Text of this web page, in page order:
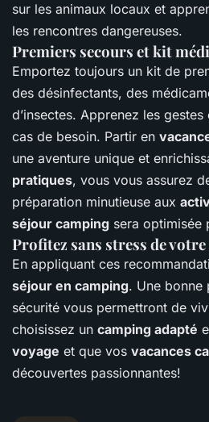
sur les animaux locaux et
les rencontres dangereuses.
Premiers secours et kit
Emportez toujours un kit de
des désinfectants, des
d’insectes. Apprenez les
cas de besoin. Partir en
une aventure unique et
pratiques, vous vous assurez
préparation minutieuse aux
séjour camping sera optimisée
Profitez sans stress de
En appliquant ces
séjour en camping. Une bonne
sécurité vous permettront de
choisissez un camping adapté
voyage et que vos vacances
découvertes passionnantes!